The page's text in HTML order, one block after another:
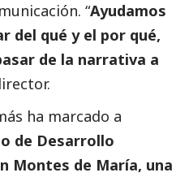
“Ayudamos
del qué y el por qué,
de la narrativa a
ha marcado a
de Desarrollo
Montes de María, una